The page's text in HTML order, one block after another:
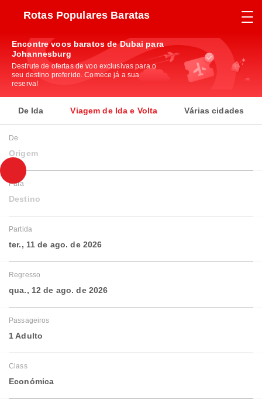
Rotas Populares Baratas
Encontre voos baratos de Dubai para
Johannesburg
Desfrute de ofertas de voo exclusivas para o
seu destino preferido. Comece já a sua
reserva!
De Ida Viagem de Ida e Volta Várias cidades
De
Origem
Para
Destino
Partida
ter., 11 de ago. de 2026
Regresso
qua., 12 de ago. de 2026
Passageiros
1 Adulto
Class
Económica